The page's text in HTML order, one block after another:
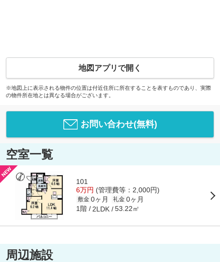
地図アプリで開く
※地図上に表示される物件の位置は付近住所に所在することを表すものであり、実際
の物件所在地とは異なる場合がございます。
お問い合わせ(無料)
空室一覧
101
6万円 (管理費等：2,000円)
敷金 0ヶ月 礼金 0ヶ月
1階 2LDK 53.22㎡
周辺施設